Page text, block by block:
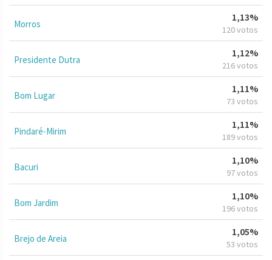
Morros
1,13%
120 votos
Presidente Dutra
1,12%
216 votos
Bom Lugar
1,11%
73 votos
Pindaré-Mirim
1,11%
189 votos
Bacuri
1,10%
97 votos
Bom Jardim
1,10%
196 votos
Brejo de Areia
1,05%
53 votos